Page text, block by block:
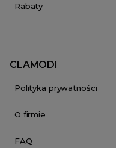
Rabaty
CLAMODI
Polityka prywatności
O firmie
FAQ